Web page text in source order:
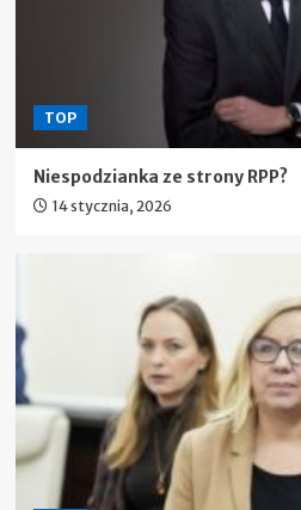
TOP
Niespodzianka ze strony RPP?
14 stycznia, 2026